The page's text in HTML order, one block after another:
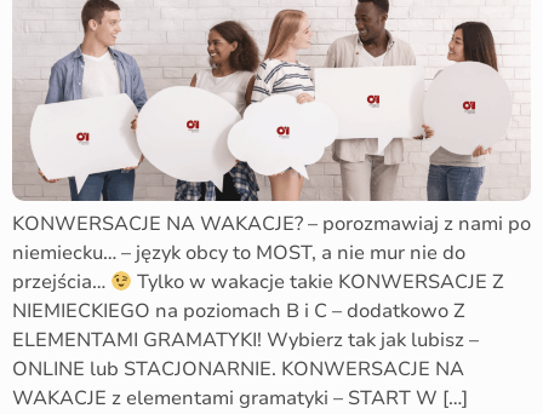
KONWERSACJE NA WAKACJE? – porozmawiaj z nami po
niemiecku… – język obcy to MOST, a nie mur nie do
przejścia…
Tylko w wakacje takie KONWERSACJE Z
NIEMIECKIEGO na poziomach B i C – dodatkowo Z
ELEMENTAMI GRAMATYKI! Wybierz tak jak lubisz –
ONLINE lub STACJONARNIE. KONWERSACJE NA
WAKACJE z elementami gramatyki – START W […]